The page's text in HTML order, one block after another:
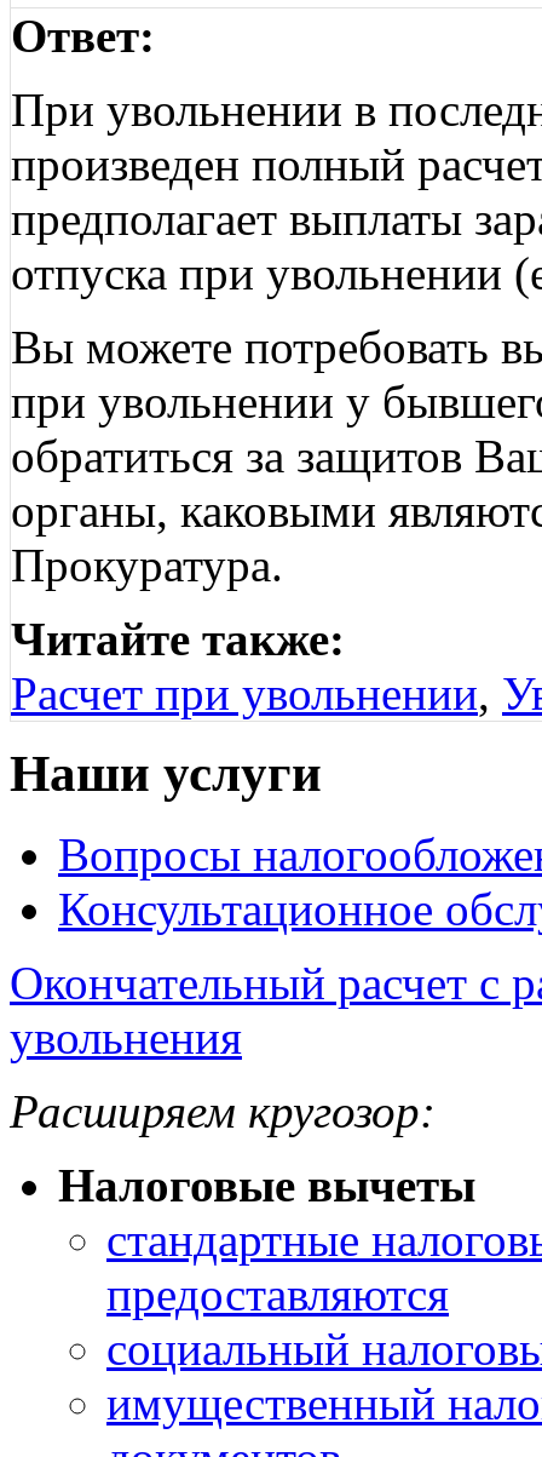
Ответ:
При увольнении в
произведен полный
предполагает выплаты
отпуска при увольнении
Вы можете потребовать
при увольнении у
обратиться за защитов
органы, каковыми
Прокуратура.
Читайте также:
Расчет при увольнении,
Наши услуги
Вопросы
Консультационное
Окончательный расчет с
увольнения
Расширяем кругозор:
Налоговые вычеты
стандартные
предоставляются
социальный
имущественный